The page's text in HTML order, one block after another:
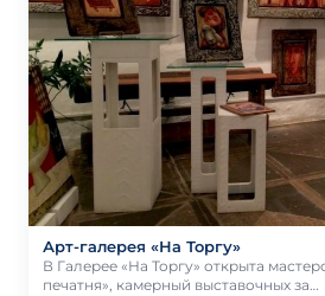
Арт-галерея «На Торгу»
В Галерее «На Торгу» открыта
печатня», камерный выставочных за…